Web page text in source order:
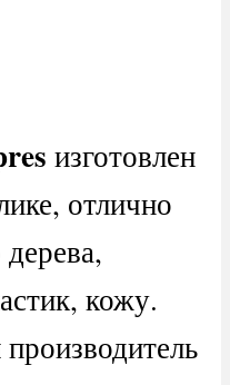
изготовлен
отлично
кожу.